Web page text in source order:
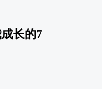
长的7